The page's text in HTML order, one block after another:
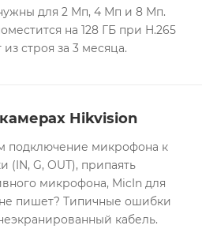
для 2 Мп, 4 Мп и 8 Мп.
на 128 ГБ при H.265
строя за 3 месяца.
Hikvision
подключение микрофона к
(IN, G, OUT), припаять
микрофона, MicIn для
пишет? Типичные ошибки
кабель.